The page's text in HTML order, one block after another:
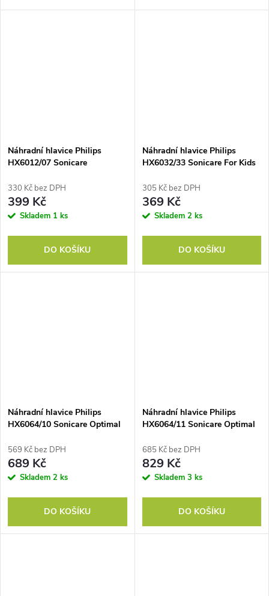
náhradních kartáčků. Vyrobeno
Philips Sonicare InterCare
Náhradní hlavice Philips
HX6012/07 Sonicare
330 Kč bez DPH
399 Kč
Skladem 1 ks
DO KOŠÍKU
Náhradní hlavice Philips
HX6032/33 Sonicare For Kids
305 Kč bez DPH
369 Kč
Skladem 2 ks
DO KOŠÍKU
Náhradní hlavice Philips
HX6064/10 Sonicare Optimal
569 Kč bez DPH
689 Kč
Skladem 2 ks
DO KOŠÍKU
Náhradní hlavice Philips
HX6064/11 Sonicare Optimal
685 Kč bez DPH
829 Kč
Skladem 3 ks
DO KOŠÍKU